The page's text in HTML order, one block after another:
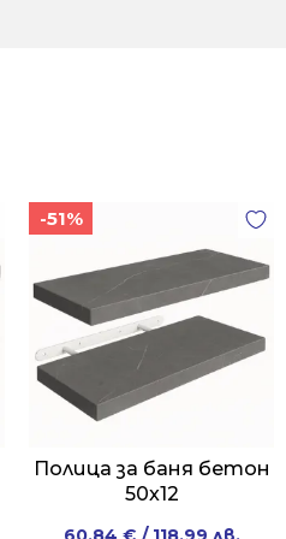
-51%
Полица за баня бетон
50x12
Original
Current